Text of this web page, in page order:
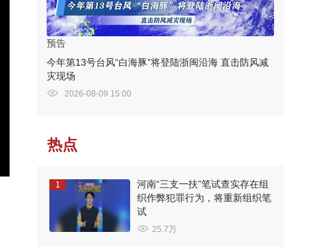
预告
今年第13号台风“白海豚”将登陆浙闽沿海 直击防风减
灾现场
2026-08-09 15:00
热点
1
河南“三支一扶”笔试查实存在组
织作弊犯罪行为，将重新组织笔
试
25.7万